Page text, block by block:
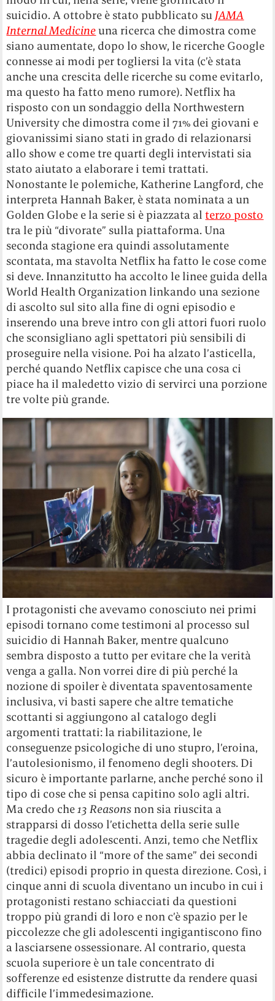
suicidio. A ottobre è stato pubblicato su JAMA
Internal Medicineuna ricerca che dimostra come
siano aumentate, dopo lo show, le ricerche Google
connesse ai modi per togliersi la vita (c’è stata
anche una crescita delle ricerche su come evitarlo,
ma questo ha fatto meno rumore). Netflix ha
risposto con un sondaggio della Northwestern
University che dimostra come il 71% dei giovani e
giovanissimi siano stati in grado di relazionarsi
allo show e come tre quarti degli intervistati sia
stato aiutato a elaborare i temi trattati.
Nonostante le polemiche, Katherine Langford, che
interpreta Hannah Baker, è stata nominata a un
Golden Globe e la serie si è piazzata alterzo posto
tra le più “divorate” sulla piattaforma. Una
seconda stagione era quindi assolutamente
scontata, ma stavolta Netflix ha fatto le cose come
si deve. Innanzitutto ha accolto le linee guida della
World Health Organization linkando una sezione
di ascolto sul sito alla fine di ogni episodio e
inserendo una breve intro con gli attori fuori ruolo
che sconsigliano agli spettatori più sensibili di
proseguire nella visione. Poi ha alzato l’asticella,
perché quando Netflix capisce che una cosa ci
piace ha il maledetto vizio di servirci una porzione
tre volte più grande.
I protagonisti che avevamo conosciuto nei primi
episodi tornano come testimoni al processo sul
suicidio di Hannah Baker, mentre qualcuno
sembra disposto a tutto per evitare che la verità
venga a galla. Non vorrei dire di più perché la
nozione di spoiler è diventata spaventosamente
inclusiva, vi basti sapere che altre tematiche
scottanti si aggiungono al catalogo degli
argomenti trattati: la riabilitazione, le
conseguenze psicologiche di uno stupro, l’eroina,
l’autolesionismo, il fenomeno degli shooters. Di
sicuro è importante parlarne, anche perché sono il
tipo di cose che si pensa capitino solo agli altri.
Ma credo che13 Reasons non sia riuscita a
strapparsi di dosso l’etichetta della serie sulle
tragedie degli adolescenti. Anzi, temo che Netflix
abbia declinato il “more of the same” dei secondi
(tredici) episodi proprio in questa direzione. Così, i
cinque anni di scuola diventano un incubo in cui i
protagonisti restano schiacciati da questioni
troppo più grandi di loro e non c’è spazio per le
piccolezze che gli adolescenti ingigantiscono fino
a lasciarsene ossessionare. Al contrario, questa
scuola superiore è un tale concentrato di
sofferenze ed esistenze distrutte da rendere quasi
difficile l’immedesimazione.